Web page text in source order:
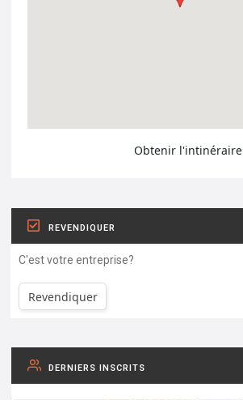
Obtenir l'intinéraire
REVENDIQUER
C'est votre entreprise?
Revendiquer
DERNIERS INSCRITS